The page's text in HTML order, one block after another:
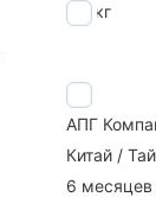
25 кг
2k
АПГ
Китай /
6 месяцев